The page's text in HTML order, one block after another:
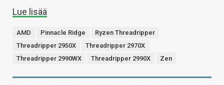
Lue lisää
AMD Pinnacle Ridge
Ryzen Threadripper
Threadripper 2950X
Threadripper 2970X
Threadripper 2990WX
Threadripper 2990X Zen